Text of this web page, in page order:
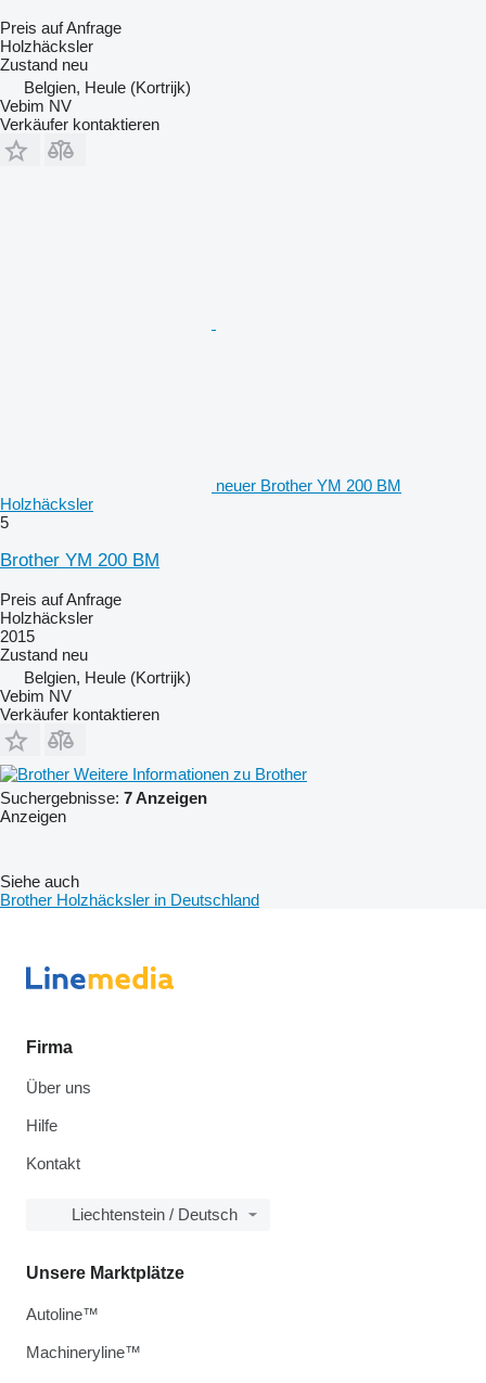
Preis auf Anfrage
Holzhäcksler
Zustand neu
Belgien, Heule (Kortrijk)
Vebim NV
Verkäufer kontaktieren
neuer Brother YM 200 BM
Holzhäcksler
5
Brother YM 200 BM
Preis auf Anfrage
Holzhäcksler
2015
Zustand neu
Belgien, Heule (Kortrijk)
Vebim NV
Verkäufer kontaktieren
Weitere Informationen zu Brother
Suchergebnisse: 7 Anzeigen
Anzeigen
Siehe auch
Brother Holzhäcksler in Deutschland
Firma
Über uns
Hilfe
Kontakt
Liechtenstein / Deutsch
Unsere Marktplätze
Autoline™
Machineryline™